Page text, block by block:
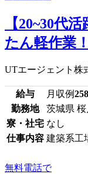
【20~30代
たん軽作業
UTエージェント株
給与 月収例
勤務地
茨城県
寮・社宅 なし
仕事内容 建築系工
無料電話で